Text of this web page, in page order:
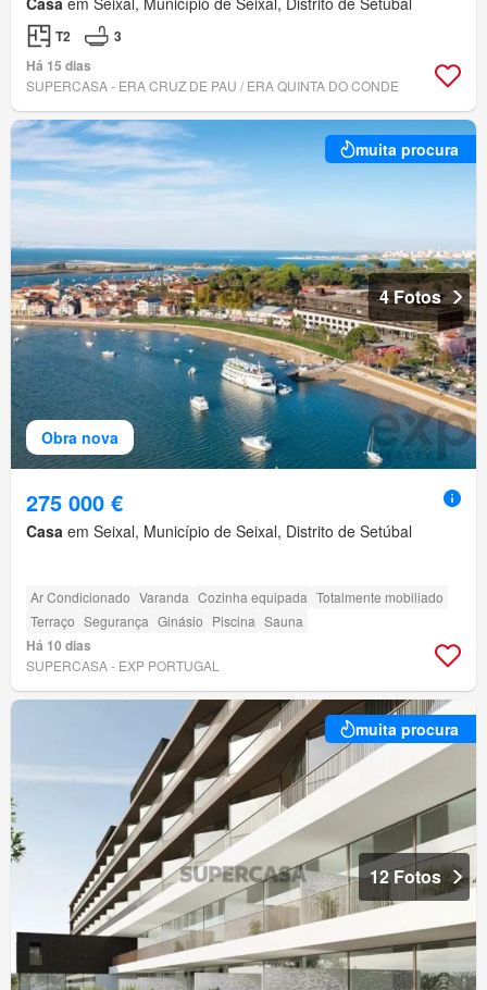
T2
3
Há 15 dias
SUPERCASA - ERA CRUZ DE PAU / ERA QUINTA DO CONDE
Obra nova
muita procura
4 Fotos
275 000 €
Casa em Seixal, Município de Seixal, Distrito de Setúbal
Ar Condicionado Varanda Cozinha equipada Totalmente mobiliado
Terraço Segurança Ginásio Piscina Sauna
Há 10 dias
SUPERCASA - EXP PORTUGAL
muita procura
12 Fotos